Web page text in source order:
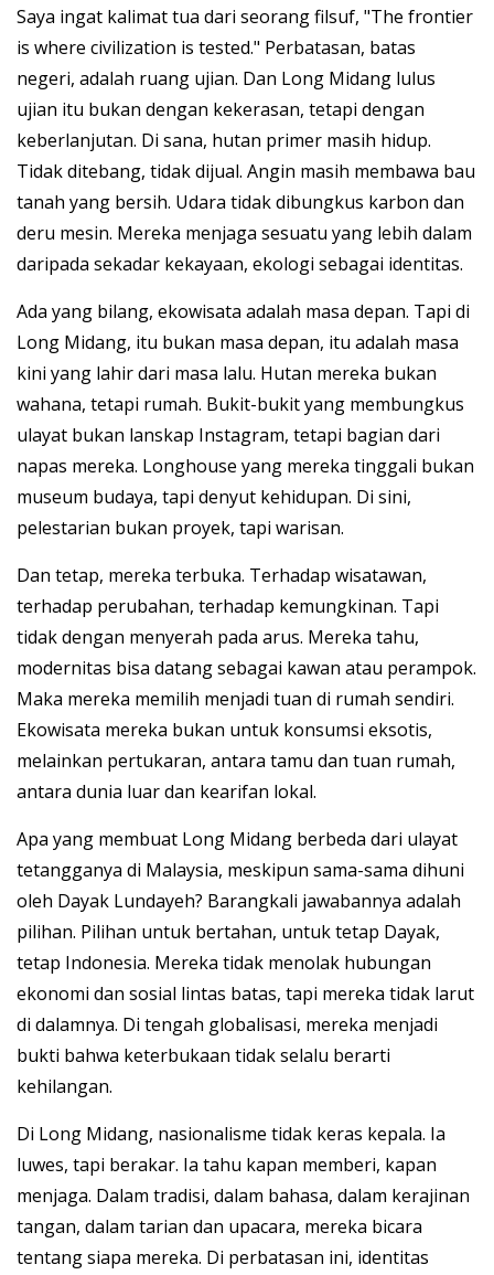
Saya ingat kalimat tua dari seorang filsuf, "The frontier
is where civilization is tested." Perbatasan, batas
negeri, adalah ruang ujian. Dan Long Midang lulus
ujian itu bukan dengan kekerasan, tetapi dengan
keberlanjutan. Di sana, hutan primer masih hidup.
Tidak ditebang, tidak dijual. Angin masih membawa bau
tanah yang bersih. Udara tidak dibungkus karbon dan
deru mesin. Mereka menjaga sesuatu yang lebih dalam
daripada sekadar kekayaan, ekologi sebagai identitas.
Ada yang bilang, ekowisata adalah masa depan. Tapi di
Long Midang, itu bukan masa depan, itu adalah masa
kini yang lahir dari masa lalu. Hutan mereka bukan
wahana, tetapi rumah. Bukit-bukit yang membungkus
ulayat bukan lanskap Instagram, tetapi bagian dari
napas mereka. Longhouse yang mereka tinggali bukan
museum budaya, tapi denyut kehidupan. Di sini,
pelestarian bukan proyek, tapi warisan.
Dan tetap, mereka terbuka. Terhadap wisatawan,
terhadap perubahan, terhadap kemungkinan. Tapi
tidak dengan menyerah pada arus. Mereka tahu,
modernitas bisa datang sebagai kawan atau perampok.
Maka mereka memilih menjadi tuan di rumah sendiri.
Ekowisata mereka bukan untuk konsumsi eksotis,
melainkan pertukaran, antara tamu dan tuan rumah,
antara dunia luar dan kearifan lokal.
Apa yang membuat Long Midang berbeda dari ulayat
tetangganya di Malaysia, meskipun sama-sama dihuni
oleh Dayak Lundayeh? Barangkali jawabannya adalah
pilihan. Pilihan untuk bertahan, untuk tetap Dayak,
tetap Indonesia. Mereka tidak menolak hubungan
ekonomi dan sosial lintas batas, tapi mereka tidak larut
di dalamnya. Di tengah globalisasi, mereka menjadi
bukti bahwa keterbukaan tidak selalu berarti
kehilangan.
Di Long Midang, nasionalisme tidak keras kepala. Ia
luwes, tapi berakar. Ia tahu kapan memberi, kapan
menjaga. Dalam tradisi, dalam bahasa, dalam kerajinan
tangan, dalam tarian dan upacara, mereka bicara
tentang siapa mereka. Di perbatasan ini, identitas